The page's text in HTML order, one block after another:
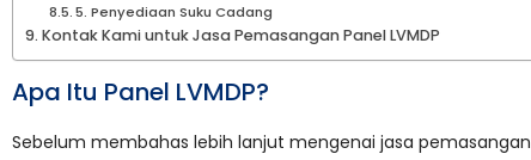
5. Penyediaan Suku Cadang
Kontak Kami untuk Jasa Pemasangan Panel LVMDP
Apa Itu Panel LVMDP?
Sebelum membahas lebih lanjut mengenai jasa